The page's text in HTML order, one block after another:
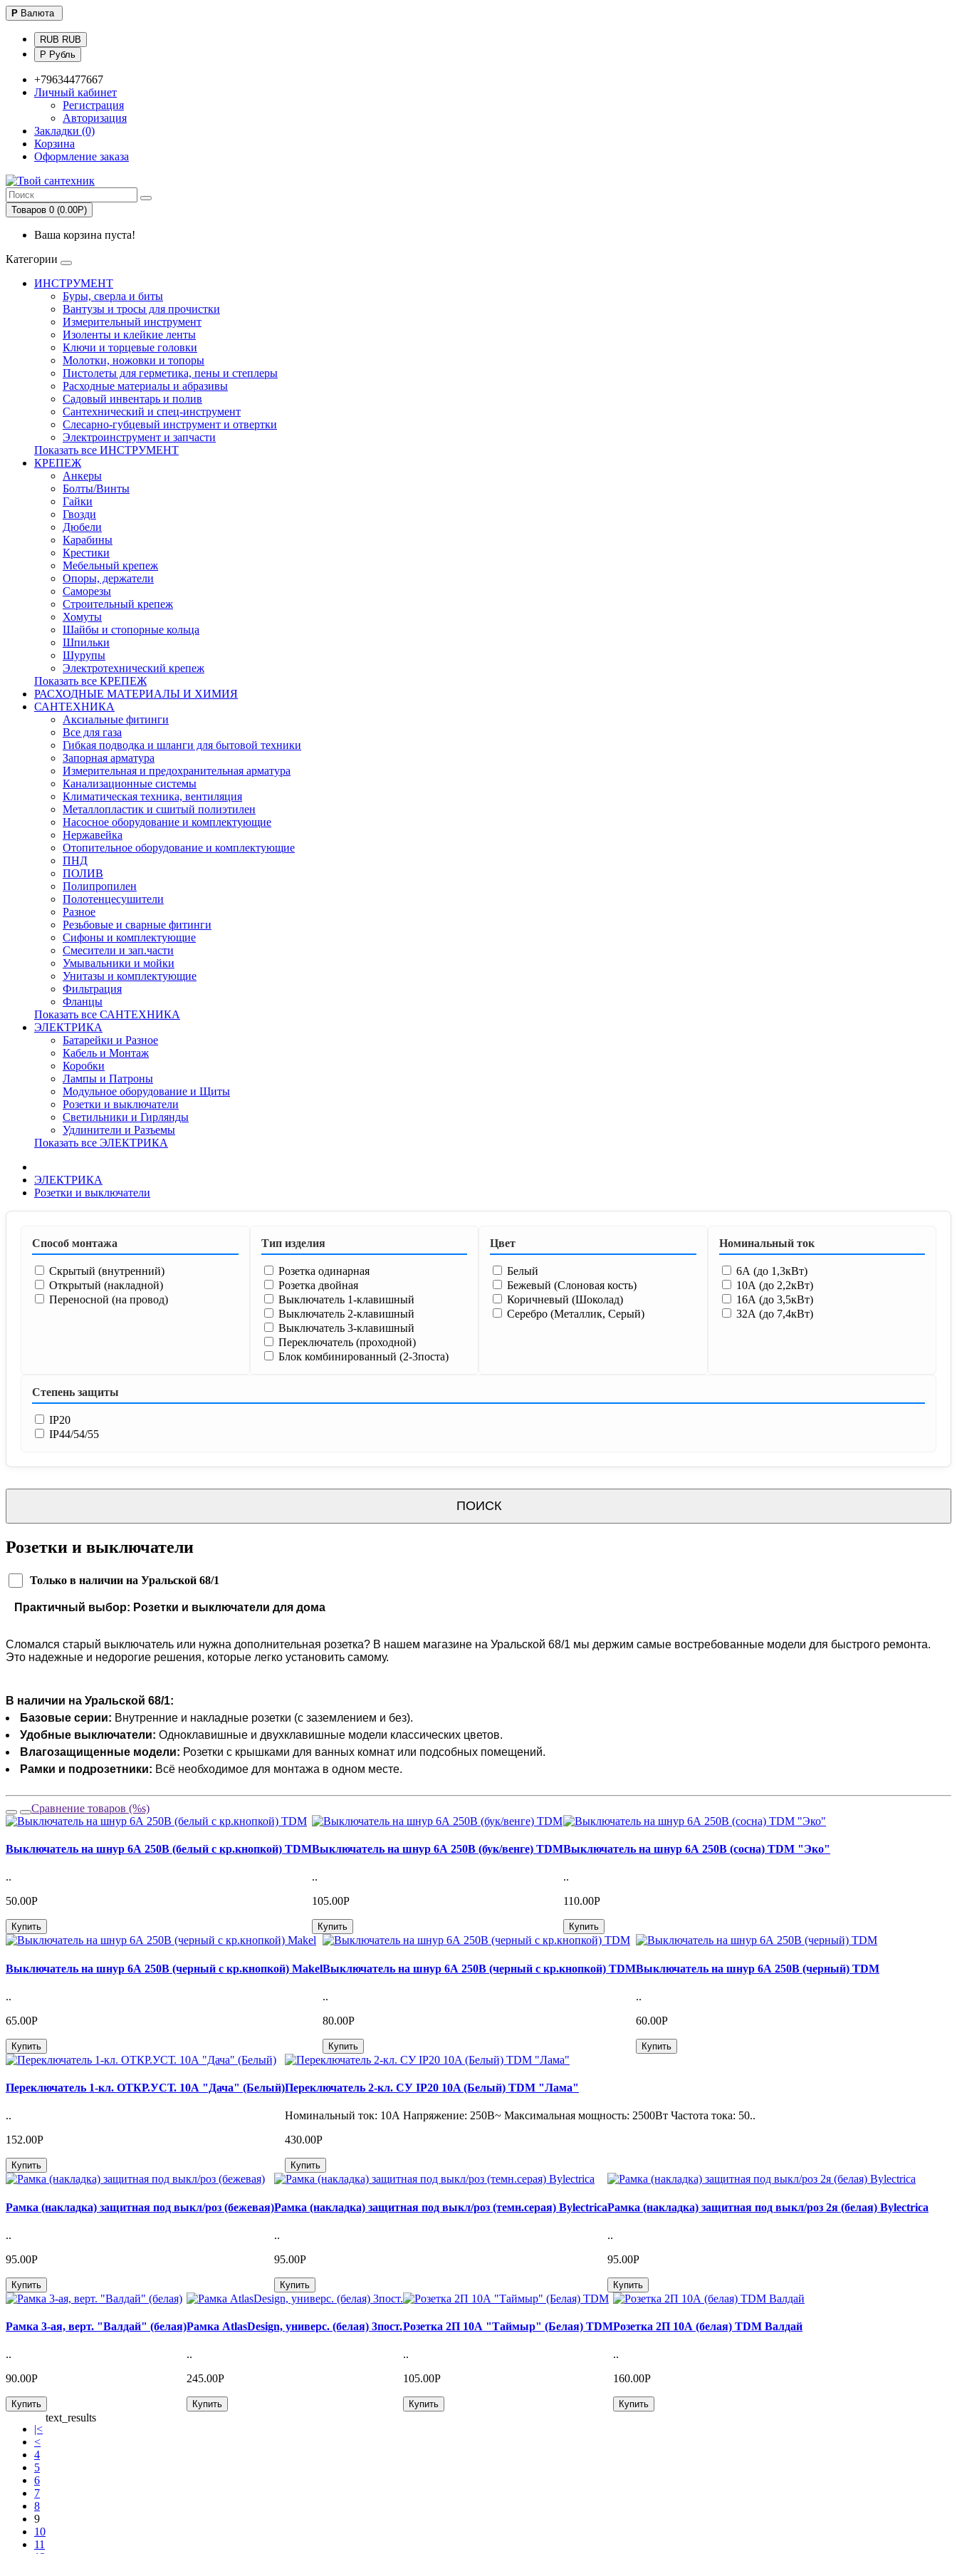
Р Валюта
RUB RUB
Р Рубль
+79634477667
Личный кабинет
Регистрация
Авторизация
Закладки (0)
Корзина
Оформление заказа
Товаров 0 (0.00Р)
Ваша корзина пуста!
Категории
ИНСТРУМЕНТ
Буры, сверла и биты
Вантузы и тросы для прочистки
Измерительный инструмент
Изоленты и клейкие ленты
Ключи и торцевые головки
Молотки, ножовки и топоры
Пистолеты для герметика, пены и степлеры
Расходные материалы и абразивы
Садовый инвентарь и полив
Сантехнический и спец-инструмент
Слесарно-губцевый инструмент и отвертки
Электроинструмент и запчасти
Показать все ИНСТРУМЕНТ
КРЕПЕЖ
Анкеры
Болты/Винты
Гайки
Гвозди
Дюбели
Карабины
Крестики
Мебельный крепеж
Опоры, держатели
Саморезы
Строительный крепеж
Хомуты
Шайбы и стопорные кольца
Шпильки
Шурупы
Электротехнический крепеж
Показать все КРЕПЕЖ
РАСХОДНЫЕ МАТЕРИАЛЫ И ХИМИЯ
САНТЕХНИКА
Аксиальные фитинги
Все для газа
Гибкая подводка и шланги для бытовой техники
Запорная арматура
Измерительная и предохранительная арматура
Канализационные системы
Климатическая техника, вентиляция
Металлопластик и сшитый полиэтилен
Насосное оборудование и комплектующие
Нержавейка
Отопительное оборудование и комплектующие
ПНД
ПОЛИВ
Полипропилен
Полотенцесушители
Разное
Резьбовые и сварные фитинги
Сифоны и комплектующие
Смесители и зап.части
Умывальники и мойки
Унитазы и комплектующие
Фильтрация
Фланцы
Показать все САНТЕХНИКА
ЭЛЕКТРИКА
Батарейки и Разное
Кабель и Монтаж
Коробки
Лампы и Патроны
Модульное оборудование и Щиты
Розетки и выключатели
Светильники и Гирлянды
Удлинители и Разъемы
Показать все ЭЛЕКТРИКА
ЭЛЕКТРИКА
Розетки и выключатели
Способ монтажа
Скрытый (внутренний)
Открытый (накладной)
Переносной (на провод)
Тип изделия
Розетка одинарная
Розетка двойная
Выключатель 1-клавишный
Выключатель 2-клавишный
Выключатель 3-клавишный
Переключатель (проходной)
Блок комбинированный (2-3поста)
Цвет
Белый
Бежевый (Слоновая кость)
Коричневый (Шоколад)
Серебро (Металлик, Серый)
Номинальный ток
6А (до 1,3кВт)
10А (до 2,2кВт)
16А (до 3,5кВт)
32А (до 7,4кВт)
Степень защиты
IP20
IP44/54/55
ПОИСК
Розетки и выключатели
Только в наличии на Уральской 68/1
Практичный выбор: Розетки и выключатели для дома
Сломался старый выключатель или нужна дополнительная розетка? В нашем магазине на Уральской 68/1 мы держим самые востребованные модели для быстрого ремонта.
Это надежные и недорогие решения, которые легко установить самому.
В наличии на Уральской 68/1:
Базовые серии: Внутренние и накладные розетки (с заземлением и без).
Удобные выключатели: Одноклавишные и двухклавишные модели классических цветов.
Влагозащищенные модели: Розетки с крышками для ванных комнат или подсобных помещений.
Рамки и подрозетники: Всё необходимое для монтажа в одном месте.
Сравнение товаров (%s)
Выключатель на шнур 6А 250В (белый с кр.кнопкой) TDM
..
50.00Р
Купить
Выключатель на шнур 6А 250В (бук/венге) TDM
..
105.00Р
Купить
Выключатель на шнур 6А 250В (сосна) TDM "Эко"
..
110.00Р
Купить
Выключатель на шнур 6А 250В (черный с кр.кнопкой) Makel
..
65.00Р
Купить
Выключатель на шнур 6А 250В (черный с кр.кнопкой) TDM
..
80.00Р
Купить
Выключатель на шнур 6А 250В (черный) TDM
..
60.00Р
Купить
Переключатель 1-кл. ОТКР.УСТ. 10А "Дача" (Белый)
..
152.00Р
Купить
Переключатель 2-кл. СУ IP20 10A (Белый) TDM "Лама"
Номинальный ток: 10А Напряжение: 250В~ Максимальная мощность: 2500Вт Частота тока: 50..
430.00Р
Купить
Рамка (накладка) защитная под выкл/роз (бежевая)
..
95.00Р
Купить
Рамка (накладка) защитная под выкл/роз (темн.серая) Bylectrica
..
95.00Р
Купить
Рамка (накладка) защитная под выкл/роз 2я (белая) Bylectrica
..
95.00Р
Купить
Рамка 3-ая, верт. "Валдай" (белая)
..
90.00Р
Купить
Рамка AtlasDesign, универс. (белая) 3пост.
..
245.00Р
Купить
Розетка 2П 10А "Таймыр" (Белая) TDM
..
105.00Р
Купить
Розетка 2П 10А (белая) TDM Валдай
..
160.00Р
Купить
|<
<
4
5
6
7
8
9
10
11
text_results